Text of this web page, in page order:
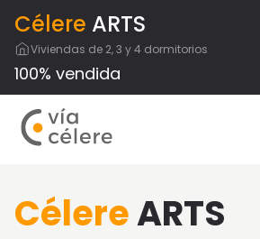
Célere ARTS
Viviendas de 2, 3 y 4 dormitorios
100% vendida
CélereARTS